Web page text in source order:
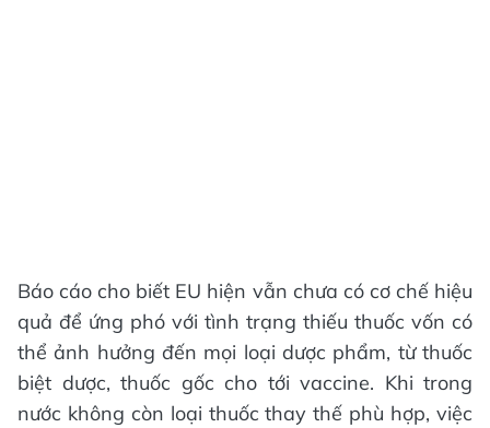
Báo cáo cho biết EU hiện vẫn chưa có cơ chế hiệu
quả để ứng phó với tình trạng thiếu thuốc vốn có
thể ảnh hưởng đến mọi loại dược phẩm, từ thuốc
biệt dược, thuốc gốc cho tới vaccine. Khi trong
nước không còn loại thuốc thay thế phù hợp, việc